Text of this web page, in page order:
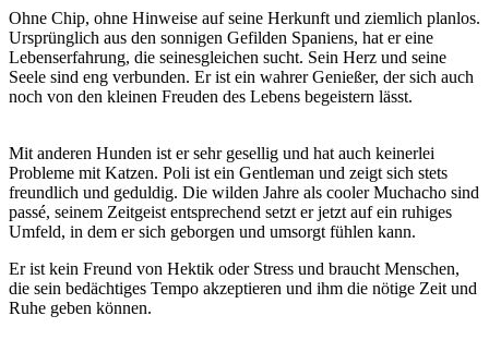
Ohne Chip, ohne Hinweise auf seine Herkunft und ziemlich planlos.
Ursprünglich aus den sonnigen Gefilden Spaniens, hat er eine
Lebenserfahrung, die seinesgleichen sucht. Sein Herz und seine
Seele sind eng verbunden. Er ist ein wahrer Genießer, der sich auch
noch von den kleinen Freuden des Lebens begeistern lässt.
Mit anderen Hunden ist er sehr gesellig und hat auch keinerlei
Probleme mit Katzen. Poli ist ein Gentleman und zeigt sich stets
freundlich und geduldig. Die wilden Jahre als cooler Muchacho sind
passé, seinem Zeitgeist entsprechend setzt er jetzt auf ein ruhiges
Umfeld, in dem er sich geborgen und umsorgt fühlen kann.
Er ist kein Freund von Hektik oder Stress und braucht Menschen,
die sein bedächtiges Tempo akzeptieren und ihm die nötige Zeit und
Ruhe geben können.